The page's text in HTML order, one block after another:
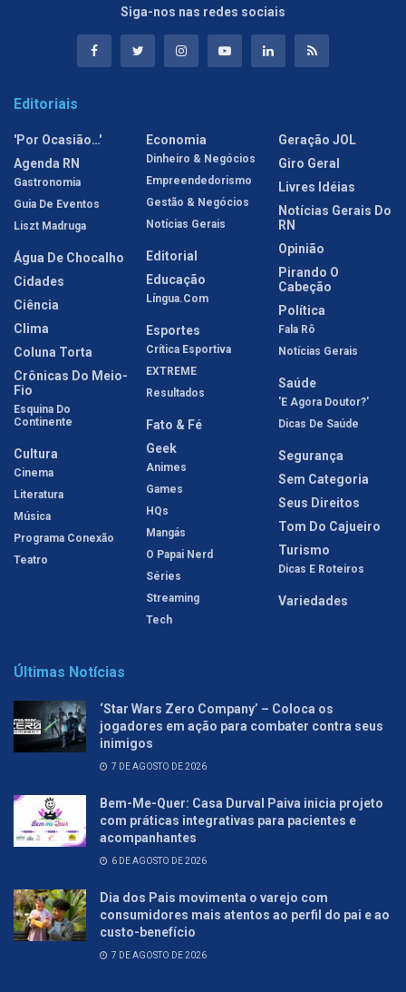
Siga-nos nas redes sociais
Editoriais
'Por Ocasião…'
Agenda RN
Gastronomia
Guia De Eventos
Liszt Madruga
Água De Chocalho
Cidades
Ciência
Clima
Coluna Torta
Crônicas Do Meio-
Fio
Esquina Do
Continente
Cultura
Cinema
Literatura
Música
Programa Conexão
Teatro
Economia
Dinheiro & Negócios
Empreendedorismo
Gestão & Negócios
Notícias Gerais
Editorial
Educação
Língua.com
Esportes
Crítica Esportiva
EXTREME
Resultados
Fato & Fé
Geek
Animes
Games
HQs
Mangás
O Papai Nerd
Séries
Streaming
Tech
Geração JOL
Giro Geral
Livres Idéias
Notícias Gerais Do
RN
Opinião
Pirando O
Cabeção
Política
Fala Rô
Notícias Gerais
Saúde
'E Agora Doutor?'
Dicas De Saúde
Segurança
Sem Categoria
Seus Direitos
Tom Do Cajueiro
Turismo
Dicas E Roteiros
Variedades
Últimas Notícias
‘Star Wars Zero Company’ – Coloca os
jogadores em ação para combater contra seus
inimigos
7 DE AGOSTO DE 2026
Bem-Me-Quer: Casa Durval Paiva inicia projeto
com práticas integrativas para pacientes e
acompanhantes
6 DE AGOSTO DE 2026
Dia dos Pais movimenta o varejo com
consumidores mais atentos ao perfil do pai e ao
custo-benefício
7 DE AGOSTO DE 2026